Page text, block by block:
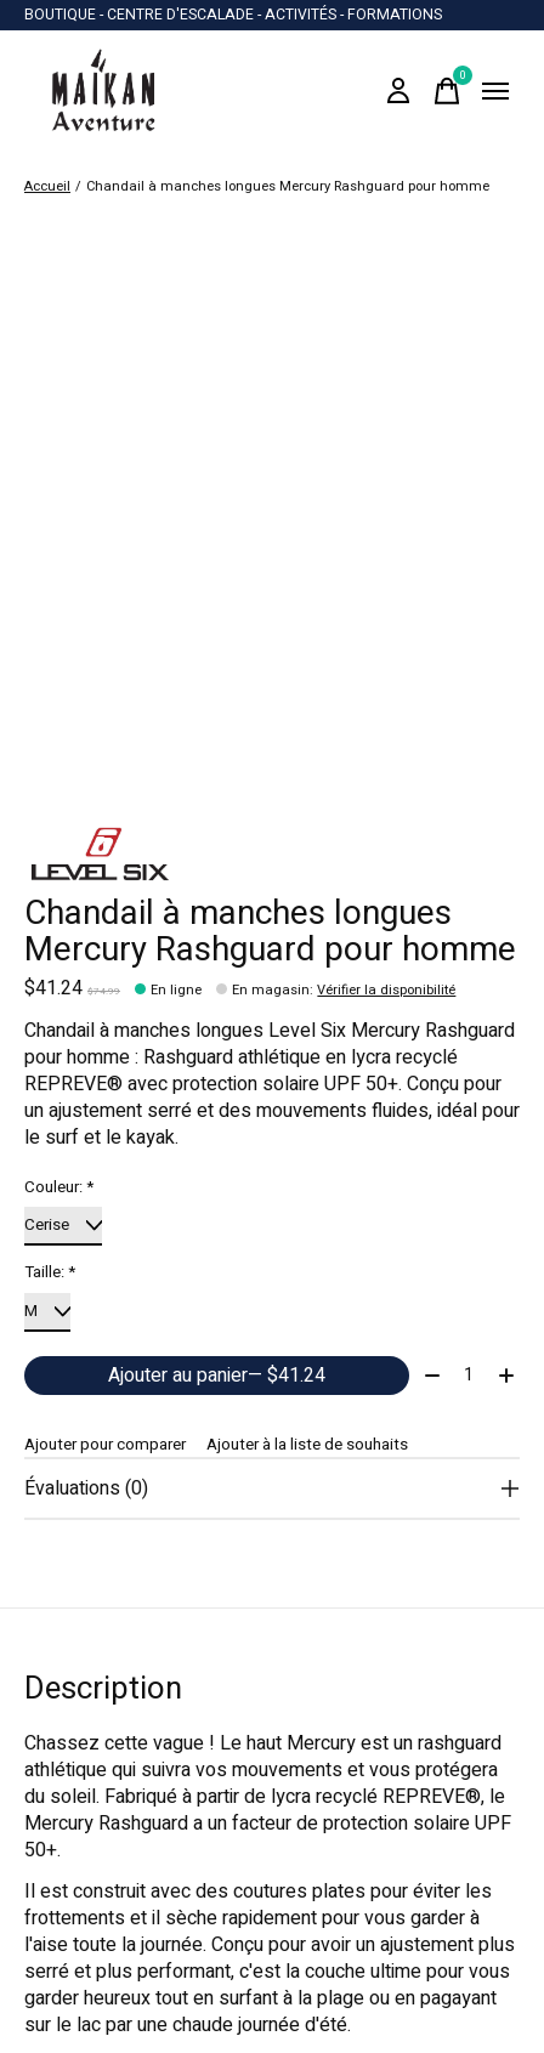
BOUTIQUE - CENTRE D'ESCALADE - ACTIVITÉS - FORMATIONS
0items
Accueil / Chandail à manches longues Mercury Rashguard pour homme
Chandail à manches longues
Mercury Rashguard pour homme
$41.24 $74.99 En ligne En magasin:Vérifier la disponibilité
Chandail à manches longues Level Six Mercury Rashguard
pour homme : Rashguard athlétique en lycra recyclé
REPREVE® avec protection solaire UPF 50+. Conçu pour
un ajustement serré et des mouvements fluides, idéal pour
le surf et le kayak.
Couleur:*
Taille:*
Ajouter au panier — $41.24 Quantité:
Ajouter pour comparer Ajouter à la liste de souhaits
Évaluations (0)
Description
Chassez cette vague ! Le haut Mercury est un rashguard
athlétique qui suivra vos mouvements et vous protégera
du soleil. Fabriqué à partir de lycra recyclé REPREVE®, le
Mercury Rashguard a un facteur de protection solaire UPF
50+.
Il est construit avec des coutures plates pour éviter les
frottements et il sèche rapidement pour vous garder à
l'aise toute la journée. Conçu pour avoir un ajustement plus
serré et plus performant, c'est la couche ultime pour vous
garder heureux tout en surfant à la plage ou en pagayant
sur le lac par une chaude journée d'été.